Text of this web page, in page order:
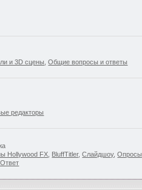
и 3D сцены ,Общие вопросы и ответы
редакторы
Hollywood FX BluffTitler,Слайдшоу,Опросы